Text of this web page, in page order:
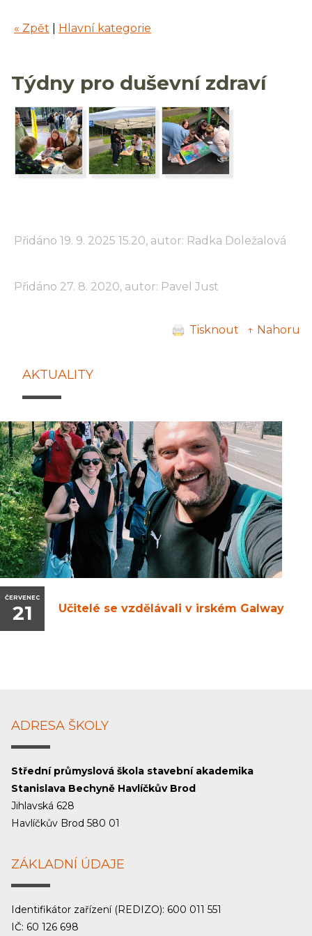
« Zpět Hlavní kategorie
Týdny pro duševní zdraví
Přidáno 19. 9. 2025 15.20, autor: Radka Doležalová
Přidáno 27. 8. 2020, autor: Pavel Just
Tisknout ↑ Nahoru
AKTUALITY
ČERVENEC
21 Učitelé se vzdělávali v irském Galway
ADRESA ŠKOLY
Střední průmyslová škola stavební akademika
Stanislava Bechyně Havlíčkův Brod
Jihlavská 628
Havlíčkův Brod 580 01
ZÁKLADNÍ ÚDAJE
Identifikátor zařízení (REDIZO): 600 011 551
IČ: 60 126 698